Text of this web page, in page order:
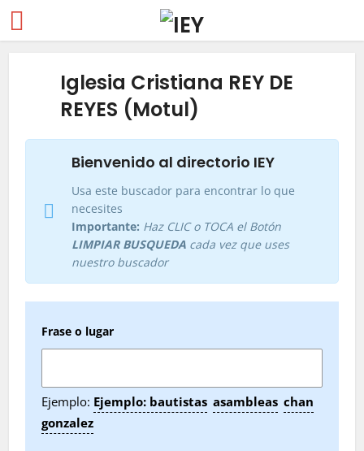
Iglesia Cristiana REY DE
REYES (Motul)
Bienvenido al directorio IEY
Usa este buscador para encontrar lo que
necesites
Importante: Haz CLIC o TOCA el Botón
LIMPIAR BUSQUEDA cada vez que uses
nuestro buscador
Frase o lugar
Ejemplo: Ejemplo: bautistas asambleas chan
gonzalez